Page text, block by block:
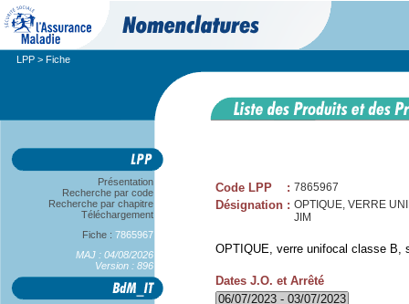
LPP > Fiche
Présentation
Recherche par code
Recherche par chapitre
Téléchargement
Fiche : 7865967
MAJ : 04/08/2026
Version : 896
Code LPP : 7865967
Désignation : OPTIQUE, VERRE
JIM
OPTIQUE, verre unifocal classe B,
Dates J.O. et Arrêté